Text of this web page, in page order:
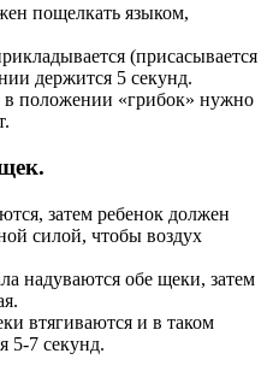
пощелкать языком,
(присасывается
держится 5 секунд.
положении «грибок» нужно
затем ребенок должен
силой, чтобы воздух
надуваются обе щеки, затем
втягиваются и в таком
5-7 секунд.